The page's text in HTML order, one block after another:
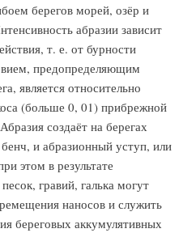
берегов морей, озёр и
абразии зависит
т. е. от бурности
предопределяющим
является относительно
(больше 0, 01) прибрежной
создаёт на берегах
и абразионный уступ, или
этом в результате
гравий, галька могут
наносов и служить
береговых аккумулятивных